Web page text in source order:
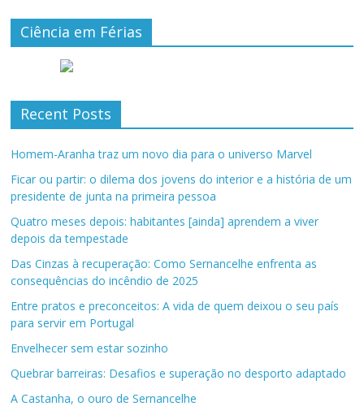
Ciência em Férias
Recent Posts
Homem-Aranha traz um novo dia para o universo Marvel
Ficar ou partir: o dilema dos jovens do interior e a história de um
presidente de junta na primeira pessoa
Quatro meses depois: habitantes [ainda] aprendem a viver
depois da tempestade
Das Cinzas à recuperação: Como Sernancelhe enfrenta as
consequências do incêndio de 2025
Entre pratos e preconceitos: A vida de quem deixou o seu país
para servir em Portugal
Envelhecer sem estar sozinho
Quebrar barreiras: Desafios e superação no desporto adaptado
A Castanha, o ouro de Sernancelhe